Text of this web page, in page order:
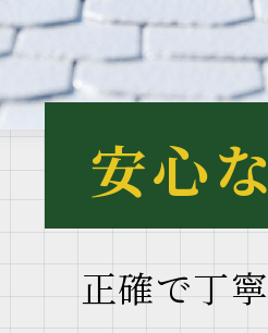
安心
正確で丁